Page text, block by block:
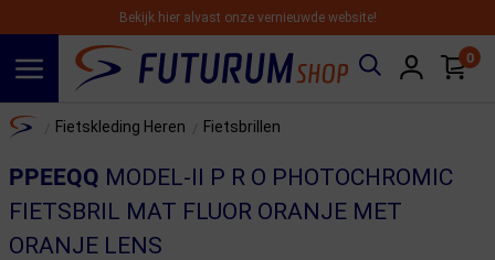
Bekijk hier alvast onze vernieuwde website!
0
Home Fietskleding Heren Fietsbrillen
PPEEQQ MODEL-II P R O PHOTOCHROMIC
FIETSBRIL MAT FLUOR ORANJE MET
ORANJE LENS